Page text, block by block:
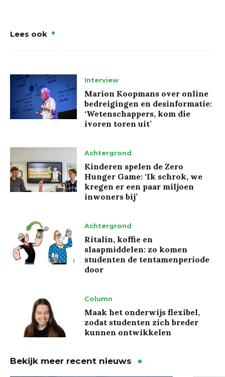
Lees ook
Interview
Marion Koopmans over online
bedreigingen en desinformatie:
‘Wetenschappers, kom die
ivoren toren uit’
Achtergrond
Kinderen spelen de Zero
Hunger Game: ‘Ik schrok, we
kregen er een paar miljoen
inwoners bij’
Achtergrond
Ritalin, koffie en
slaapmiddelen: zo komen
studenten de tentamenperiode
door
Column
Maak het onderwijs flexibel,
zodat studenten zich breder
kunnen ontwikkelen
Bekijk meer recent nieuws